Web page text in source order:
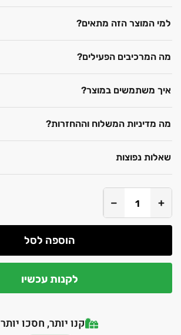
למי המוצר הזה מתאים?
מה המרכיבים הפעילים?
איך משתמשים במוצר?
מה מדיניות המשלוח וההחזרות?
שאלות נפוצות
+
−
הוספה לסל
לקנות עכשיו
קנו יותר, חסכו יותר